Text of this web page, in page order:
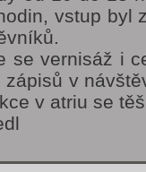
vstup byl
se vernisáž i
zápisů v
v atriu se